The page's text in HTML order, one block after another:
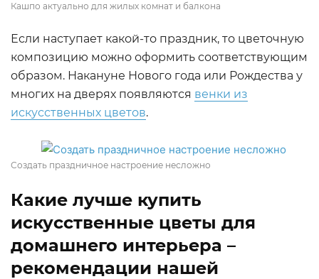
Кашпо актуально для жилых комнат и балкона
Если наступает какой-то праздник, то цветочную
композицию можно оформить соответствующим
образом. Накануне Нового года или Рождества у
многих на дверях появляются венки из
искусственных цветов.
Создать праздничное настроение несложно
Какие лучше купить
искусственные цветы для
домашнего интерьера –
рекомендации нашей